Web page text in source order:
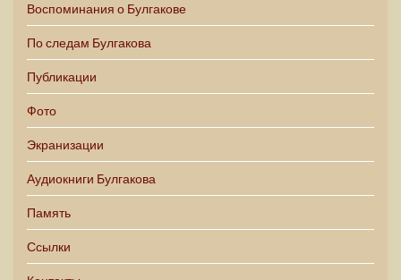
Воспоминания о Булгакове
По следам Булгакова
Публикации
Фото
Экранизации
Аудиокниги Булгакова
Память
Ссылки